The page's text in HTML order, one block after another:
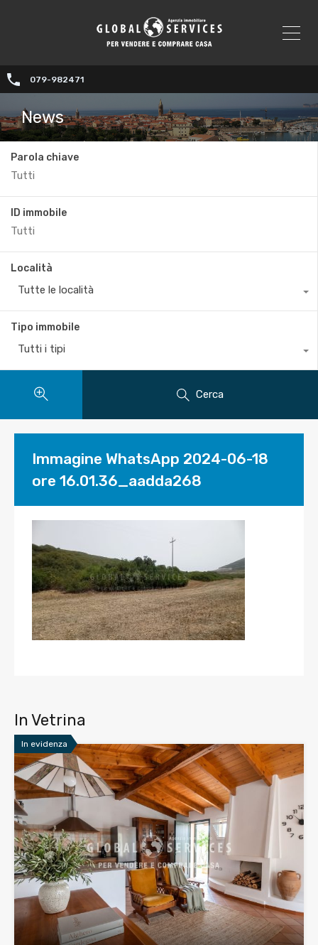
079-982471
News
Parola chiave
ID immobile
Località
Tutte le località
Tipo immobile
Tutti i tipi
Cerca
Immagine WhatsApp 2024-06-18
ore 16.01.36_aadda268
In Vetrina
In evidenza